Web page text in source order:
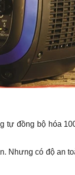
tự đồng bộ hóa
Nhưng có độ an